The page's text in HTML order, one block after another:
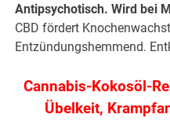
Antipsychotisch. Wird bei
CBD fördert
Entzündungshemmend.
Cannabis-Kokosöl-
Übelkeit,